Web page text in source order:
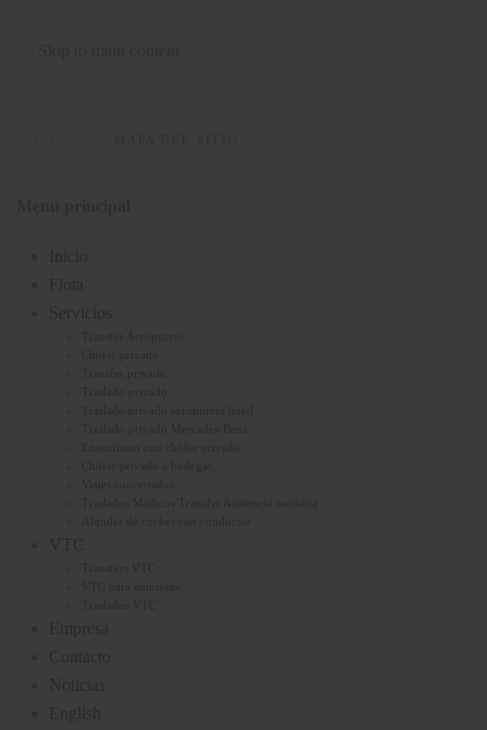
Inicio
Flota
Servicios
Transfer Aeropuerto
Chófer privado
Transfer privado
Traslado privado
Traslado privado aeropuerto hotel
Traslado privado Mercedes-Benz
Enoturismo con chófer privado
Chófer privado a bodegas
Viajes concertados
Traslados Médicos Transfer Asistencia sanitaria
Alquiler de coches con conductor
VTC
Transfers VTC
VTC para empresas
Traslados VTC
Empresa
Contacto
Noticias
English